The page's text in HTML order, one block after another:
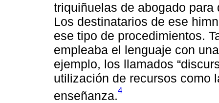
triquiñuelas de abogado
Los destinatarios de ese
ese tipo de procedimientos.
empleaba el lenguaje con
ejemplo, los llamados
utilización de recursos como
enseñanza.4